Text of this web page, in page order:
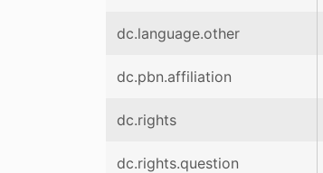
dc.language.other
dc.pbn.affiliation
dc.rights
dc.rights.question